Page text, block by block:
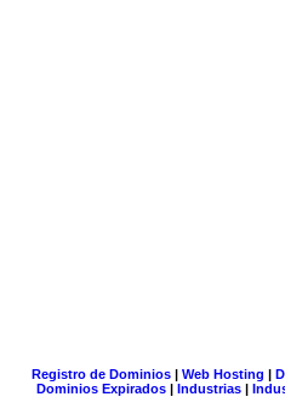
Registro de Dominios| Web Hosting |
Dominios Expirados | Industrias |